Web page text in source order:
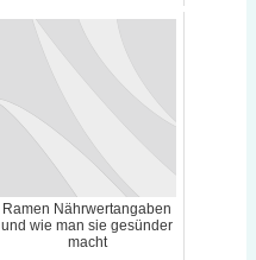
Ramen Nährwertangaben
und wie man sie gesünder
macht